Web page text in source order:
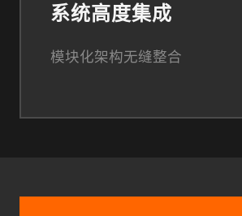
系统高度集成
模块化架构无缝整合